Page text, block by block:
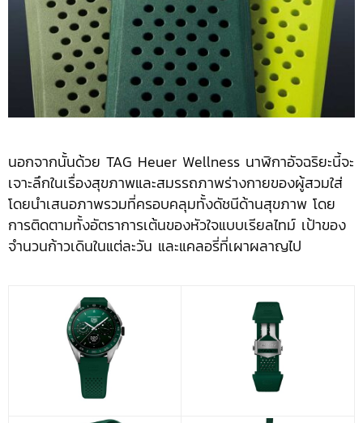
นอกจากนั้นด้วย TAG Heuer Wellness นาฬิกาอัจฉริยะนี้จะ
เจาะลึกในเรื่องสุขภาพและสมรรถภาพร่างกายของผู้สวมใส่
โดยนำเสนอภาพรวมที่ครอบคลุมทั้งดัชนีด้านสุขภาพ โดย
การติดตามทั้งอัตราการเต้นของหัวใจแบบเรียลไทม์ เป้าของ
จำนวนก้าวเดินในแต่ละวัน และแคลอรี่ที่เผาผลาญไป